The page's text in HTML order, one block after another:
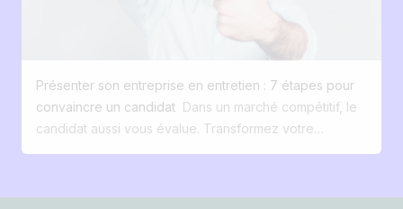
simple Comme en marketing, il faut penser funnel de
conversion. Un candidat doit être guidé depuis l’endroit
où il se trouve (Google Jobs, LinkedIn, réseaux
attentes des candidats, les entreprises doivent
absolument suivre les indicateurs clés de performance
(KPI) pour optimiser leur processus de recrutement .
Loin d'être de simples chiffres, ces indicateurs clés de
essentielles : Mon processus de recrutement est-il trop
Présenter son entreprise en entretien : 7 étapes pour
convaincre un candidat Dans un marché compétitif, le
candidat aussi vous évalue. Transformez votre